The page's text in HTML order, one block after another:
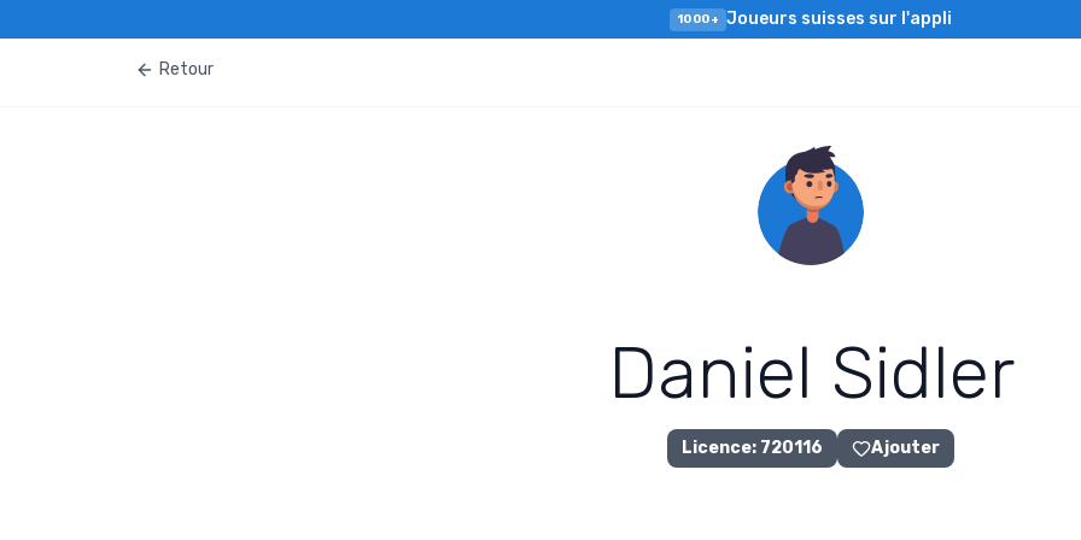
1000+ Joueurs suisses sur l'appli
Retour
Daniel Sidler
Licence: 720116 Ajouter